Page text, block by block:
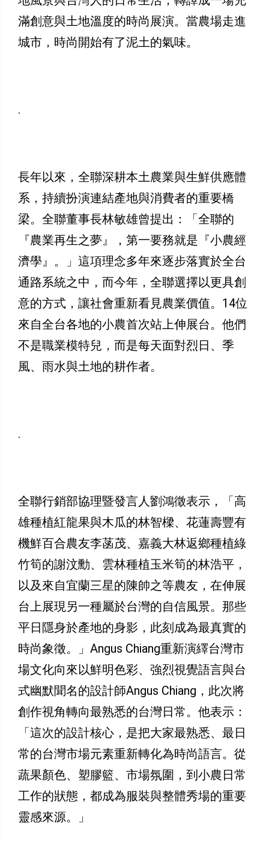
滿創意與土地溫度的時尚展演。當農場走進
城市，時尚開始有了泥土的氣味。
.
長年以來，全聯深耕本土農業與生鮮供應體
系，持續扮演連結產地與消費者的重要橋
梁。全聯董事長林敏雄曾提出：「全聯的
『農業再生之夢』，第一要務就是『小農經
濟學』。」這項理念多年來逐步落實於全台
通路系統之中，而今年，全聯選擇以更具創
意的方式，讓社會重新看見農業價值。14位
來自全台各地的小農首次站上伸展台。他們
不是職業模特兒，而是每天面對烈日、季
風、雨水與土地的耕作者。
.
全聯行銷部協理暨發言人劉鴻徵表示，「高
雄種植紅龍果與木瓜的林智樑、花蓮壽豐有
機鮮百合農友李菡茂、嘉義大林返鄉種植綠
竹筍的謝汶勳、雲林種植玉米筍的林浩平，
以及來自宜蘭三星的陳帥之等農友，在伸展
台上展現另一種屬於台灣的自信風景。那些
平日隱身於產地的身影，此刻成為最真實的
時尚象徵。」Angus Chiang重新演繹台灣市
場文化向來以鮮明色彩、強烈視覺語言與台
式幽默聞名的設計師Angus Chiang，此次將
創作視角轉向最熟悉的台灣日常。他表示：
「這次的設計核心，是把大家最熟悉、最日
常的台灣市場元素重新轉化為時尚語言。從
蔬果顏色、塑膠籃、市場氛圍，到小農日常
工作的狀態，都成為服裝與整體秀場的重要
靈感來源。」